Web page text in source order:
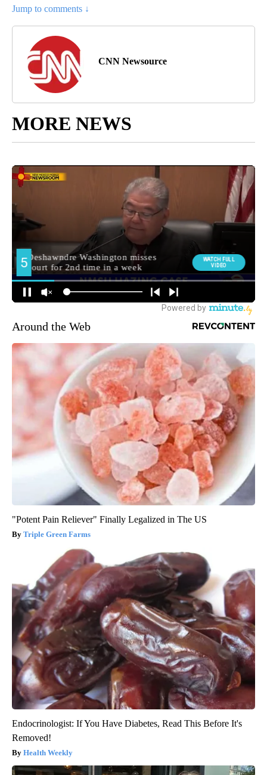
Jump to comments ↓
CNN Newsource
MORE NEWS
Around the Web
"Potent Pain Reliever" Finally Legalized in The US
Triple Green Farms
Endocrinologist: If You Have Diabetes, Read This Before It's
Removed!
Health Weekly